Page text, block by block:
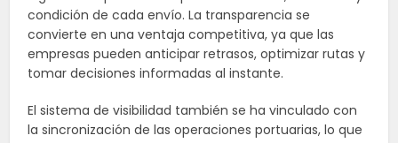
condición de cada envío. La transparencia se
convierte en una ventaja competitiva, ya que las
empresas pueden anticipar retrasos, optimizar rutas y
tomar decisiones informadas al instante.
El sistema de visibilidad también se ha vinculado con
la sincronización de las operaciones portuarias, lo que